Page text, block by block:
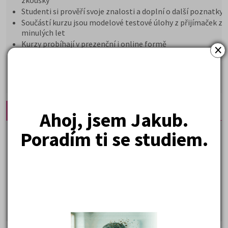
×
Ahoj, jsem Jakub.
Poradím ti se studiem.
Studenti si prověří svoje znalosti a doplní o další poznatky
Součástí kurzu jsou modelové testové úlohy z přijímaček z
minulých let
Kurzy probíhají v prezenční i online formě
Doporučené články:
Státní maturita 2026
I v roce 2026 mohou studenti
informacemi.